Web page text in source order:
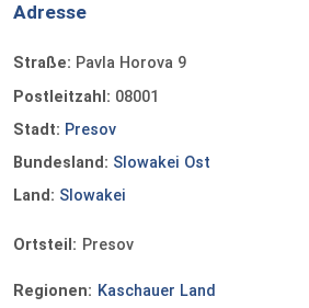
Adresse
Straße: Pavla Horova 9
Postleitzahl: 08001
Stadt: Presov
Bundesland: Slowakei Ost
Land: Slowakei
Ortsteil: Presov
Regionen: Kaschauer Land